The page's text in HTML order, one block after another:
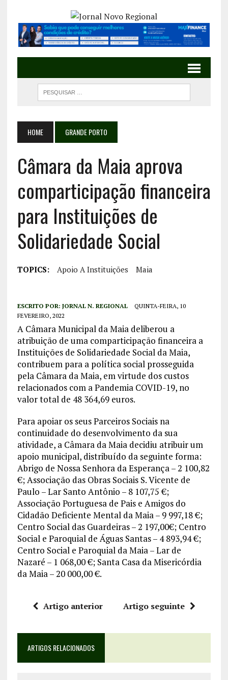
HOME GRANDE PORTO
Câmara da Maia aprova
comparticipação financeira
para Instituições de
Solidariedade Social
TOPICS: Apoio A Instituições Maia
ESCRITO POR: JORNAL N. REGIONAL
QUINTA-FEIRA, 10
FEVEREIRO, 2022
A Câmara Municipal da Maia deliberou a
atribuição de uma comparticipação financeira a
Instituições de Solidariedade Social da Maia,
contribuem para a política social prosseguida
pela Câmara da Maia, em virtude dos custos
relacionados com a Pandemia COVID-19, no
valor total de 48 364,69 euros.
Para apoiar os seus Parceiros Sociais na
continuidade do desenvolvimento da sua
atividade, a Câmara da Maia decidiu atribuir um
apoio municipal, distribuído da seguinte forma:
Abrigo de Nossa Senhora da Esperança – 2 100,82
€; Associação das Obras Sociais S. Vicente de
Paulo – Lar Santo Antônio – 8 107,75 €;
Associação Portuguesa de Pais e Amigos do
Cidadão Deficiente Mental da Maia – 9 997,18 €;
Centro Social das Guardeiras – 2 197,00€; Centro
Social e Paroquial de Águas Santas – 4 893,94 €;
Centro Social e Paroquial da Maia – Lar de
Nazaré – 1 068,00 €; Santa Casa da Misericórdia
da Maia – 20 000,00 €.
Artigo anterior Artigo seguinte
ARTIGOS RELACIONADOS